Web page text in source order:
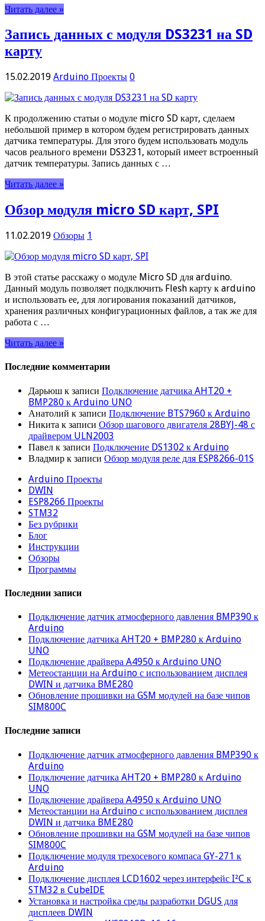
Читать далее »
Запись данных с модуля DS3231 на SD
карту
15.02.2019 Arduino Проекты 0
К продолжению статьи о модуле micro SD карт, сделаем
небольшой пример в котором будем регистрировать данных
датчика температуры. Для этого будем использовать модуль
часов реального времени DS3231, который имеет встроенный
датчик температуры. Запись данных с …
Читать далее »
Обзор модуля micro SD карт, SPI
11.02.2019 Обзоры 1
В этой статье расскажу о модуле Micro SD для arduino.
Данный модуль позволяет подключить Flesh карту к arduino
и использовать ее, для логирования показаний датчиков,
хранения различных конфигурационных файлов, а так же для
работа с …
Читать далее »
Последние комментарии
Дарьюш к записи Подключение датчика AHT20 +
BMP280 к Arduino UNO
Анатолий к записи Подключение BTS7960 к Arduino
Никита к записи Обзор шагового двигателя 28BYJ-48 с
драйвером ULN2003
Павел к записи Подключение DS1302 к Arduino
Владмир к записи Обзор модуля реле для ESP8266-01S
Arduino Проекты
DWIN
ESP8266 Проекты
STM32
Без рубрики
Блог
Инструкции
Обзоры
Программы
Последнии записи
Подключение датчик атмосферного давления BMP390 к
Arduino
Подключение датчика AHT20 + BMP280 к Arduino
UNO
Подключение драйвера A4950 к Arduino UNO
Метеостанции на Arduino с использованием дисплея
DWIN и датчика BME280
Обновление прошивки на GSM модулей на базе чипов
SIM800C
Последние записи
Подключение датчик атмосферного давления BMP390 к
Arduino
Подключение датчика AHT20 + BMP280 к Arduino
UNO
Подключение драйвера A4950 к Arduino UNO
Метеостанции на Arduino с использованием дисплея
DWIN и датчика BME280
Обновление прошивки на GSM модулей на базе чипов
SIM800C
Подключение модуля трехосевого компаса GY-271 к
Arduino
Подключение дисплея LCD1602 через интерфейс I²C к
STM32 в CubeIDE
Установка и настройка среды разработки DGUS для
дисплеев DWIN